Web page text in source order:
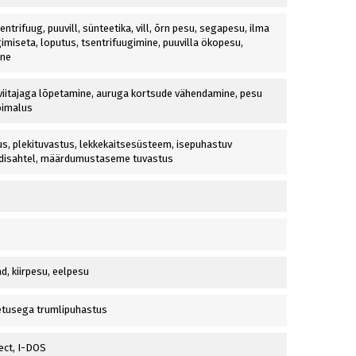
puuvill, sünteetika, vill, õrn pesu, segapesu, ilma
loputus, tsentrifuugimine, puuvilla ökopesu,
lõpetamine, auruga kortsude vähendamine, pesu
plekituvastus, lekkekaitsesüsteem, isepuhastuv
määrdumustaseme tuvastus
kiirpesu, eelpesu
trumlipuhastus
I-DOS